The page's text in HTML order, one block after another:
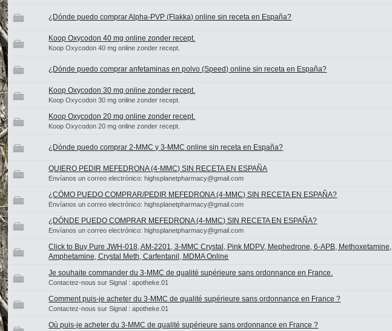
¿Dónde puedo comprar Alpha-PVP (Flakka) online sin receta en España?
Koop Oxycodon 40 mg online zonder recept.
Koop Oxycodon 40 mg online zonder recept.
¿Dónde puedo comprar anfetaminas en polvo (Speed) online sin receta en España?
Koop Oxycodon 30 mg online zonder recept.
Koop Oxycodon 30 mg online zonder recept.
Koop Oxycodon 20 mg online zonder recept.
Koop Oxycodon 20 mg online zonder recept.
¿Dónde puedo comprar 2-MMC y 3-MMC online sin receta en España?
QUIERO PEDIR MEFEDRONA (4-MMC) SIN RECETA EN ESPAÑA
Envíanos un correo electrónico: highsplanetpharmacy@gmail.com
¿CÓMO PUEDO COMPRAR/PEDIR MEFEDRONA (4-MMC) SIN RECETA EN ESPAÑA?
Envíanos un correo electrónico: highsplanetpharmacy@gmail.com
¿DÓNDE PUEDO COMPRAR MEFEDRONA (4-MMC) SIN RECETA EN ESPAÑA?
Envíanos un correo electrónico: highsplanetpharmacy@gmail.com
Click to Buy Pure JWH-018, AM-2201, 3-MMC Crystal, Pink MDPV, Mephedrone, 6-APB, Methoxetamine,
Amphetamine, Crystal Meth, Carfentanil, MDMA Online
Je souhaite commander du 3-MMC de qualité supérieure sans ordonnance en France.
Contactez-nous sur Signal : apotheke.01
Comment puis-je acheter du 3-MMC de qualité supérieure sans ordonnance en France ?
Contactez-nous sur Signal : apotheke.01
Où puis-je acheter du 3-MMC de qualité supérieure sans ordonnance en France ?